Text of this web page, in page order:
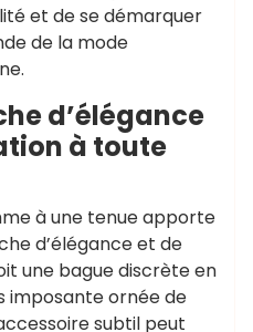
et de se démarquer
de la mode
d’élégance
à toute
à une tenue apporte
d’élégance et de
une bague discrète en
imposante ornée de
subtil peut